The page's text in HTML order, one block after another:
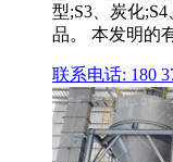
型;S3、炭化
品。 本发明的
联系电话: 180